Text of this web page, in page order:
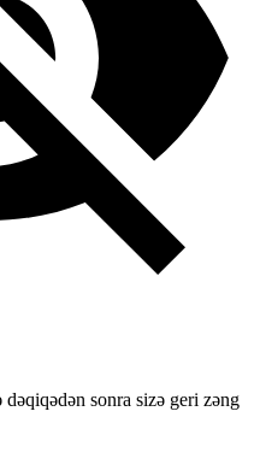
sonra sizə geri zəng